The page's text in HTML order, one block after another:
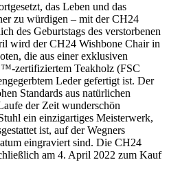
das Leben und das
zu würdigen – mit der CH24
des Geburtstags des verstorbenen
wird der CH24 Wishbone Chair in
die aus einer exklusiven
zertifiziertem Teakholz (FSC
Leder gefertigt ist. Der
Standards aus natürlichen
der Zeit wunderschön
ein einzigartiges Meisterwerk,
ist, auf der Wegners
eingraviert sind. Die CH24
am 4. April 2022 zum Kauf